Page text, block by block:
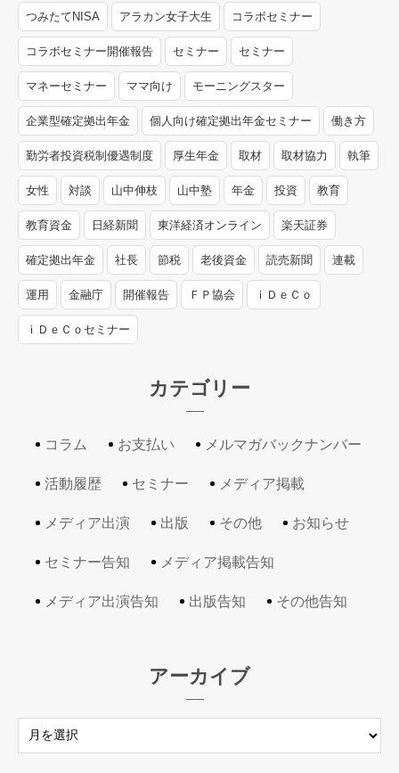
つみたてNISA アラカン女子大生 コラボセミナー
コラボセミナー開催報告 セミナー セミナー
マネーセミナー ママ向け モーニングスター
企業型確定拠出年金 個人向け確定拠出年金セミナー 働き方
勤労者投資税制優遇制度 厚生年金 取材 取材協力 執筆
女性 対談 山中伸枝 山中塾 年金 投資 教育
教育資金 日経新聞 東洋経済オンライン 楽天証券
確定拠出年金 社長 節税 老後資金 読売新聞 連載
運用 金融庁 開催報告 ＦＰ協会 ｉＤｅＣｏ
ｉＤｅＣｏセミナー
カテゴリー
コラム お支払い メルマガバックナンバー
活動履歴 セミナー メディア掲載
メディア出演 出版 その他 お知らせ
セミナー告知 メディア掲載告知
メディア出演告知 出版告知 その他告知
アーカイブ